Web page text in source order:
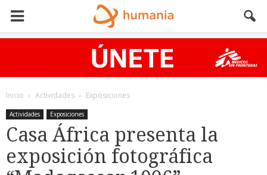
Inicio Actividades Exposiciones
Actividades Exposiciones
Casa África presenta la
exposición fotográfica